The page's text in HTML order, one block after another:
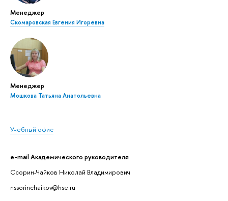
Менеджер
Скомаровская Евгения Игоревна
Менеджер
Мошкова Татьяна Анатольевна
Учебный офис
e-mail Академического руководителя
Ссорин-Чайков Николай Владимирович
nssorinchaikov@hse.ru